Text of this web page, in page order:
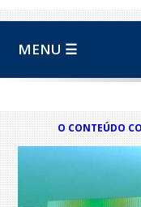
MENU ☰
O CONTEÚDO